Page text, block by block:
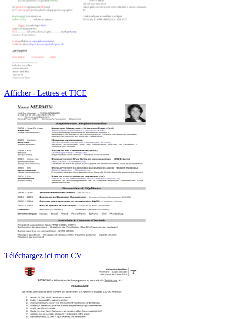
Afficher - Lettres et TICE
Téléchargez ici mon CV